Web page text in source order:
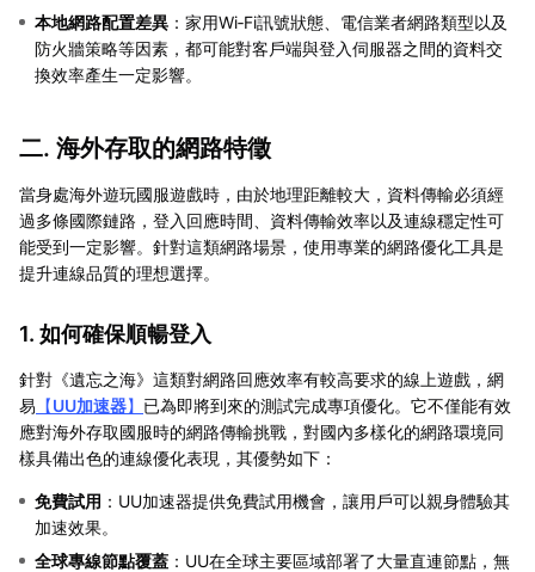
本地網路配置差異 ：家用Wi‑Fi訊號狀態、電信業者網路類型以及
防火牆策略等因素，都可能對客戶端與登入伺服器之間的資料交
換效率產生一定影響。
二. 海外存取的網路特徵
當身處海外遊玩國服遊戲時，由於地理距離較大，資料傳輸必須經
過多條國際鏈路，登入回應時間、資料傳輸效率以及連線穩定性可
能受到一定影響。針對這類網路場景，使用專業的網路優化工具是
提升連線品質的理想選擇。
1. 如何確保順暢登入
針對《遺忘之海》這類對網路回應效率有較高要求的線上遊戲，網
易 【UU加速器】 已為即將到來的測試完成專項優化。它不僅能有效
應對海外存取國服時的網路傳輸挑戰，對國內多樣化的網路環境同
樣具備出色的連線優化表現，其優勢如下：
免費試用 ：UU加速器提供免費試用機會，讓用戶可以親身體驗其
加速效果。
全球專線節點覆蓋 ：UU在全球主要區域部署了大量直連節點，無